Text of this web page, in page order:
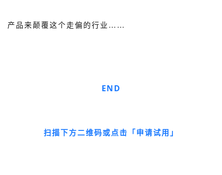
产品来颠覆这个走偏的行业……
END
扫描下方二维码或点击「申请试用」